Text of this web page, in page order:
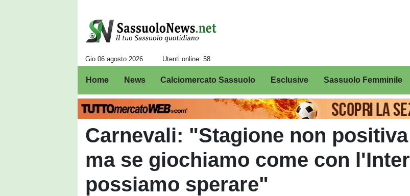
Gio 06 agosto 2026 Utenti online: 58
Home News Calciomercato Sassuolo Esclusive Sassuolo Femminile
Carnevali: "Stagione non positiva
ma se giochiamo come con l'Inter
possiamo sperare"